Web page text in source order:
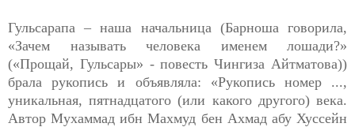
Гульсарапа – наша начальница (Барноша говорила,
«Зачем называть человека именем лошади?»
(«Прощай, Гульсары» - повесть Чингиза Айтматова))
брала рукопись и объявляла: «Рукопись номер ...,
уникальная, пятнадцатого (или какого другого) века.
Автор Мухаммад ибн Махмуд бен Ахмад абу Хуссейн